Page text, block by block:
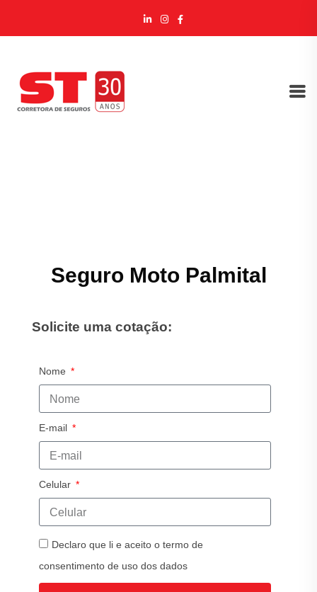
Seguro Moto Palmital
Solicite uma cotação:
Nome
E-mail
Celular
Declaro que li e aceito o termo de
consentimento de uso dos dados